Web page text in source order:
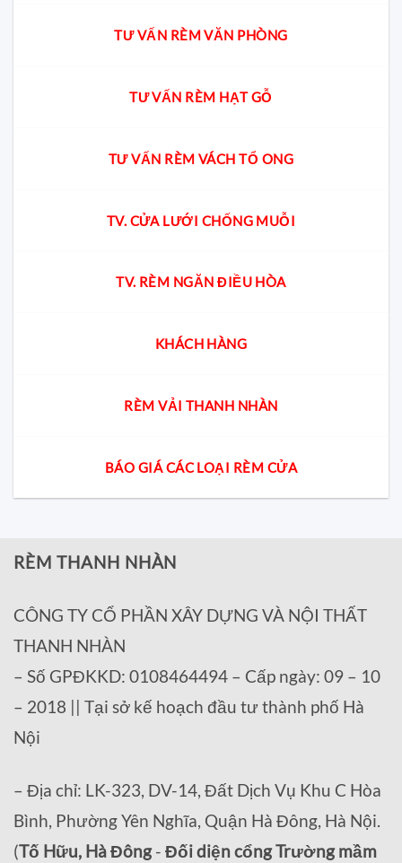
TƯ VẤN RÈM VĂN PHÒNG
TƯ VẤN RÈM HẠT GỖ
TƯ VẤN RÈM VÁCH TỔ ONG
TV. CỬA LƯỚI CHỐNG MUỖI
TV. RÈM NGĂN ĐIỀU HÒA
KHÁCH HÀNG
RÈM VẢI THANH NHÀN
BÁO GIÁ CÁC LOẠI RÈM CỬA
RÈM THANH NHÀN
CÔNG TY CỔ PHẦN XÂY DỰNG VÀ NỘI THẤT
THANH NHÀN
– Số GPĐKKD: 0108464494 – Cấp ngày: 09 – 10
– 2018 || Tại sở kế hoạch đầu tư thành phố Hà
Nội
– Địa chỉ: LK-323, DV-14, Đất Dịch Vụ Khu C Hòa
Bình, Phường Yên Nghĩa, Quận Hà Đông, Hà Nội.
(Tố Hữu, Hà Đông- Đối diện cổng Trường mầm